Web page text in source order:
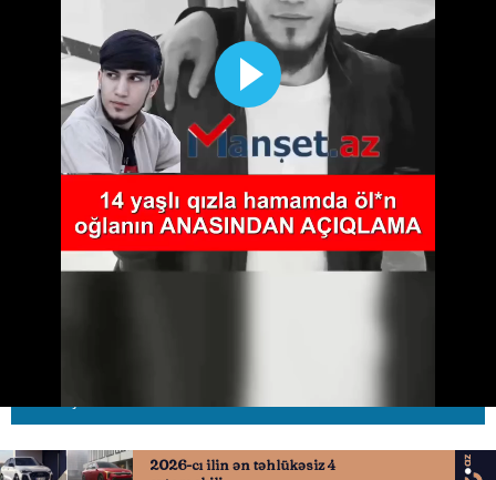
14 yaşlı qızla hamamda ölən
oğlanın anasından AÇIQLAMA